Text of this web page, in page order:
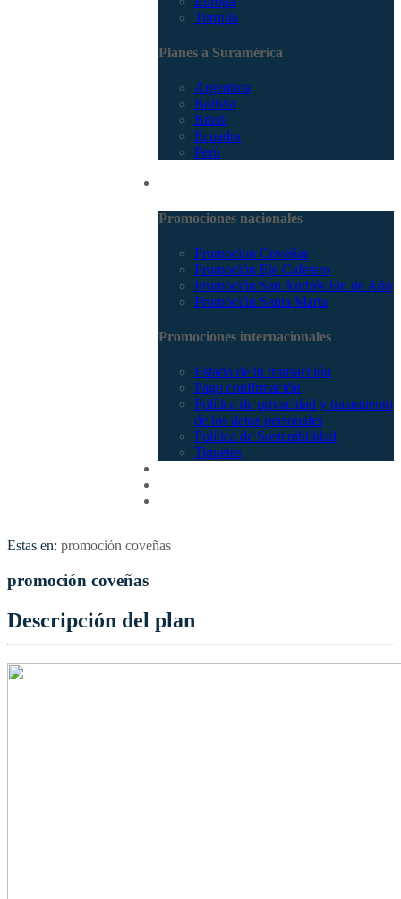
Turquía
Planes a Suramérica
Argentina
Bolivia
Brasil
Ecuador
Perú
Promociones nacionales
Promocion Coveñas
Promoción Eje Cafetero
Promoción San Andrés Fin de Año
Promoción Santa Marta
Promociones internacionales
Estado de tu transacción
Pago confirmación
Política de privacidad y tratamiento
de los datos personales
Política de Sostenibilidad
Tiquetes
Estas en: promoción coveñas
promoción coveñas
Descripción del plan